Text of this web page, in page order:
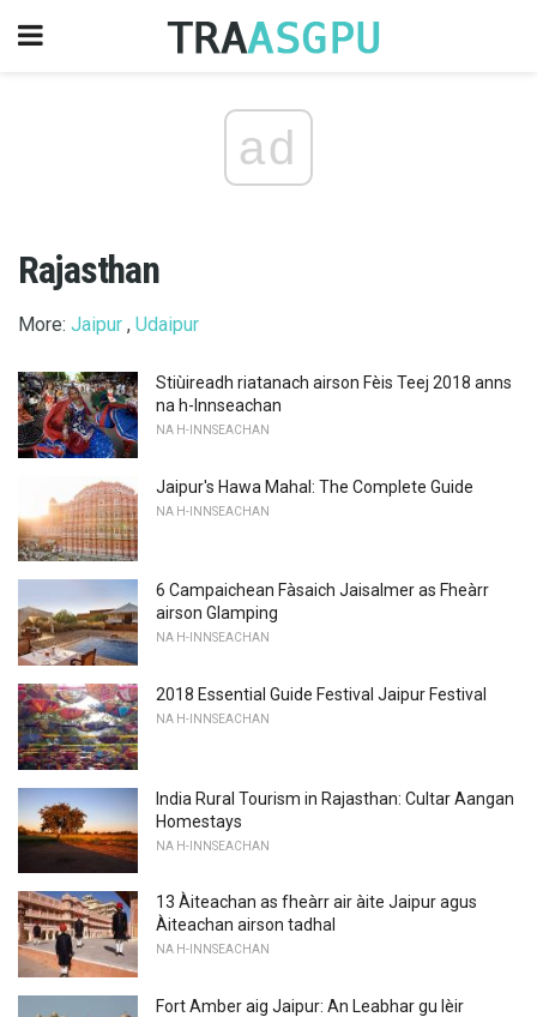
ad
Rajasthan
More: Jaipur , Udaipur
Stiùireadh riatanach airson Fèis Teej 2018 anns
na h-Innseachan
NA H-INNSEACHAN
Jaipur's Hawa Mahal: The Complete Guide
NA H-INNSEACHAN
6 Campaichean Fàsaich Jaisalmer as Fheàrr
airson Glamping
NA H-INNSEACHAN
2018 Essential Guide Festival Jaipur Festival
NA H-INNSEACHAN
India Rural Tourism in Rajasthan: Cultar Aangan
Homestays
NA H-INNSEACHAN
13 Àiteachan as fheàrr air àite Jaipur agus
Àiteachan airson tadhal
NA H-INNSEACHAN
Fort Amber aig Jaipur: An Leabhar gu lèir